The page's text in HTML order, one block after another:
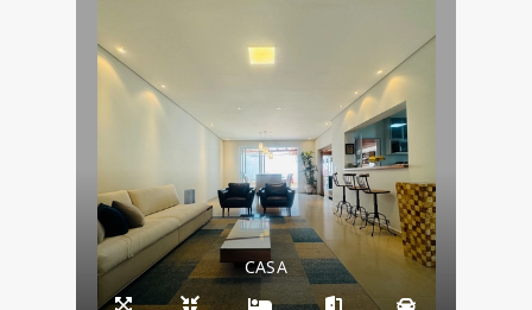
CASA